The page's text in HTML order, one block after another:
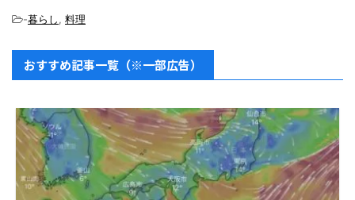
-暮らし, 料理
おすすめ記事一覧（※一部広告）